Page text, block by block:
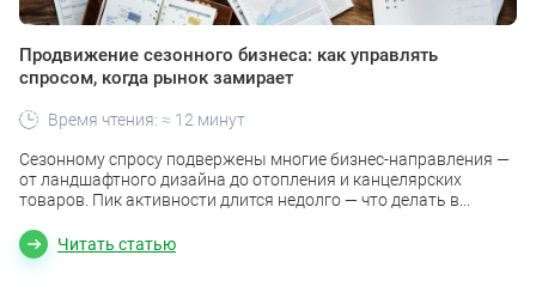
Продвижение сезонного бизнеса: как управлять
спросом, когда рынок замирает
Сезонному спросу подвержены многие бизнес-направления —
от ландшафтного дизайна до отопления и канцелярских
товаров. Пик активности длится недолго — что делать в...
Читать статью
Время чтения: ≈ 12 минут